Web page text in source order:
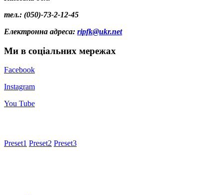
тел.: (050)-73-2-12-45
Електронна адреса: ripfk@ukr.net
Ми в соціальних мережах
Facebook
Instagram
You Tube
Preset1 Preset2 Preset3